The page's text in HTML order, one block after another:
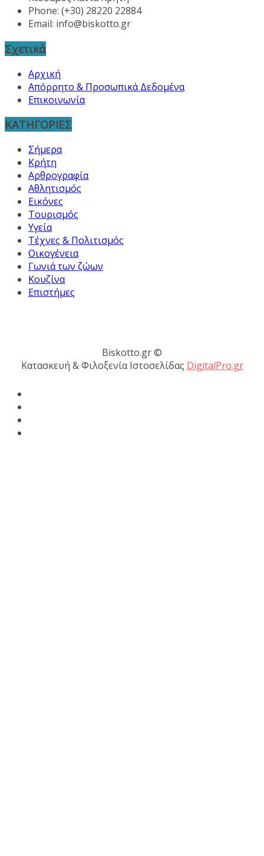
Phone: (+30) 28220 22884
Email: info@biskotto.gr
Σχετικά
Αρχική
Απόρρητο & Προσωπικά Δεδομένα
Επικοινωνία
ΚΑΤΗΓΟΡΙΕΣ
Σήμερα
Κρήτη
Αρθρογραφία
Αθλητισμός
Εικόνες
Τουρισμός
Υγεία
Τέχνες & Πολιτισμός
Οικογένεια
Γωνιά των ζώων
Κουζίνα
Επιστήμες
Biskotto.gr ©
Κατασκευή & Φιλοξενία Ιστοσελίδας DigitalPro.gr